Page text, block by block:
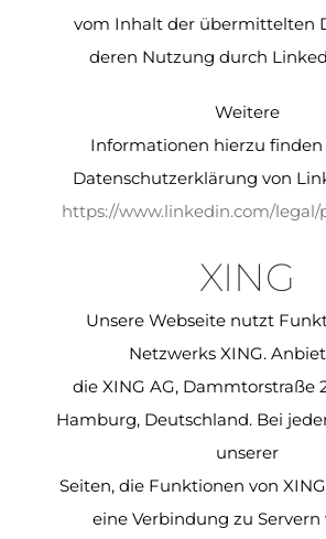
vom Inhalt der übermittelten
deren Nutzung durch
Weitere
Informationen hierzu finden
Datenschutzerklärung von
https://www.linkedin.com/legal/
XING
Unsere Webseite nutzt
Netzwerks XING.
die XING AG, Dammtorstraße
Hamburg, Deutschland. Bei
unserer
Seiten, die Funktionen von
eine Verbindung zu Servern